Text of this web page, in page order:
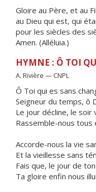
Gloire au Père, et au
au Dieu qui est, qui
pour les siècles des
Amen. (Alléluia.)
HYMNE : Ô TOI
A. Rivière — CNPL
Ô Toi qui es sans
Seigneur du temps, ô
Le jour décline, le soir
Rassemble-nous tous
Accorde-nous la vie
Et la vieillesse sans
Fais que, le jour de
Ta gloire enfin nous